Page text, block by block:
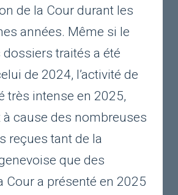
de la Cour durant les
années. Même si le
traités a été
de 2024, l’activité de
très intense en 2025,
cause des nombreuses
reçues tant de la
que des
Cour a présenté en 2025